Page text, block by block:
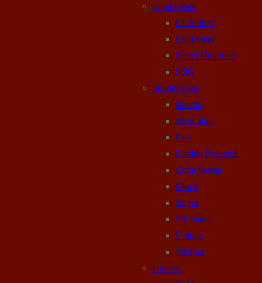
Blankvåben
CL Seifert
Cold Steel
Never Unarmed
SOG
Skydevåben
Beretta
Browning
Colt
Davide Pedersoli
Erma Werke
Glock
Ruger
Sig Sauer
Unique
Walther
Diverse